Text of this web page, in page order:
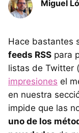
Miguel
Hace bastantes
feeds RSS para
listas de Twitter
impresiones el
en nuestra
impide que las
uno de los